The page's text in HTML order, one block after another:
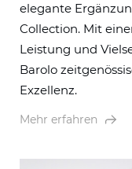
elegante
Collection. Mit
Leistung und
Barolo
Exzellenz.
Mehr erfahren